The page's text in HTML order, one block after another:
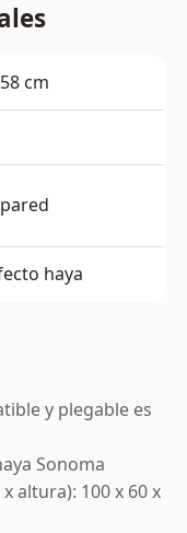
cm
haya
y plegable es
Sonoma
altura): 100 x 60 x